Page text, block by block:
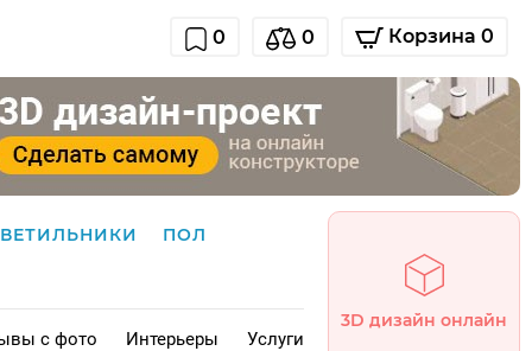
0 0 Корзина 0
ПОЛ
с фото Интерьеры Услуги
3D дизайн онлайн